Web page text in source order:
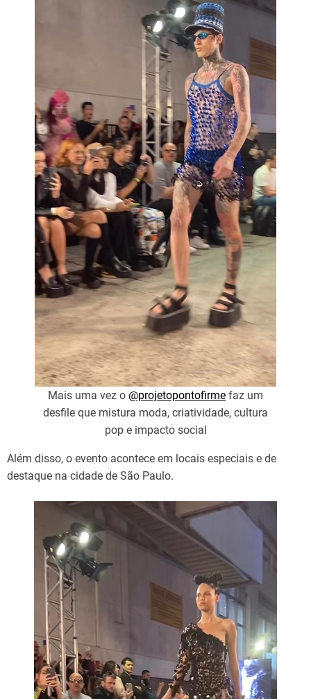
Mais uma vez o @projetopontofirme faz um
desfile que mistura moda, criatividade, cultura
pop e impacto social
Além disso, o evento acontece em locais especiais e de
destaque na cidade de São Paulo.